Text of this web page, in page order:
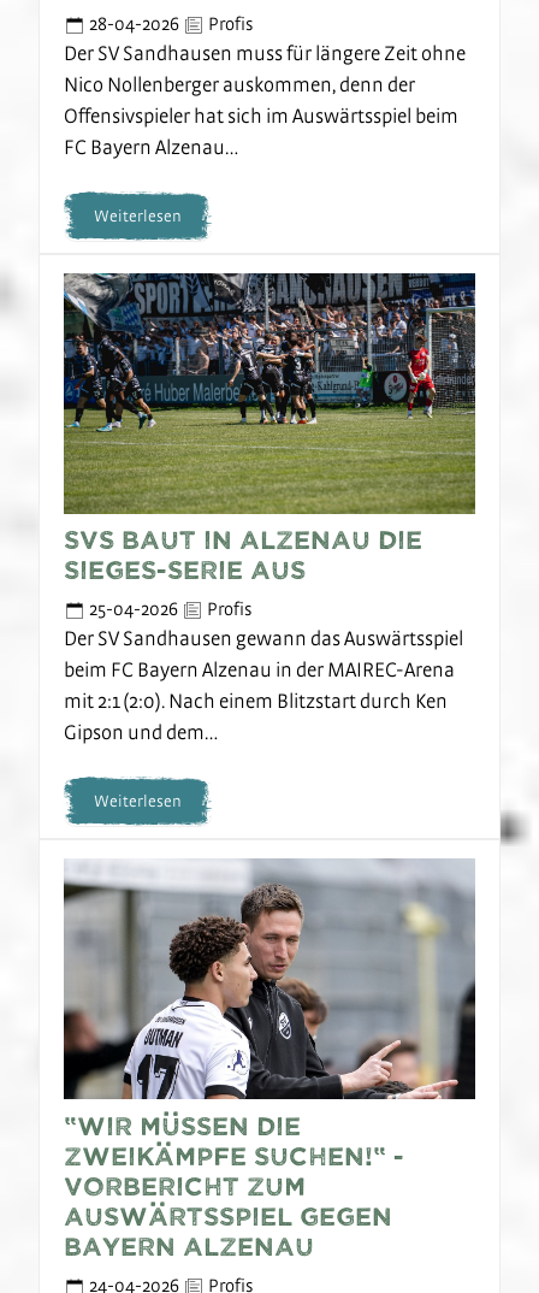
28-04-2026 Profis
Der SV Sandhausen muss für längere Zeit ohne
Nico Nollenberger auskommen, denn der
Offensivspieler hat sich im Auswärtsspiel beim
FC Bayern Alzenau…
Weiterlesen
SVS baut in Alzenau die
Sieges-Serie aus
25-04-2026 Profis
Der SV Sandhausen gewann das Auswärtsspiel
beim FC Bayern Alzenau in der MAIREC-Arena
mit 2:1 (2:0). Nach einem Blitzstart durch Ken
Gipson und dem…
Weiterlesen
“Wir müssen die
Zweikämpfe suchen!“ -
Vorbericht zum
Auswärtsspiel gegen
Bayern Alzenau
24-04-2026 Profis